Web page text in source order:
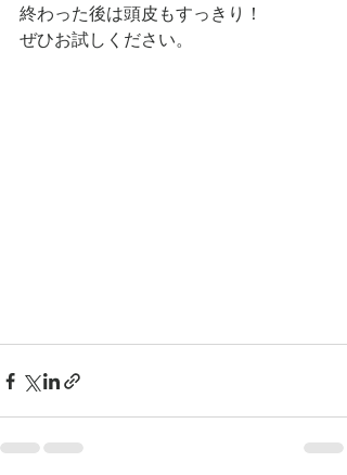
終わった後は頭皮もすっきり！
ぜひお試しください。